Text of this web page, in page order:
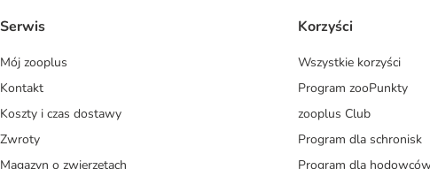
Serwis
Mój zooplus
Kontakt
Koszty i czas dostawy
Zwroty
Magazyn o zwierzętach
Korzyści
Wszystkie korzyści
Program zooPunkty
zooplus Club
Program dla schronisk
Program dla